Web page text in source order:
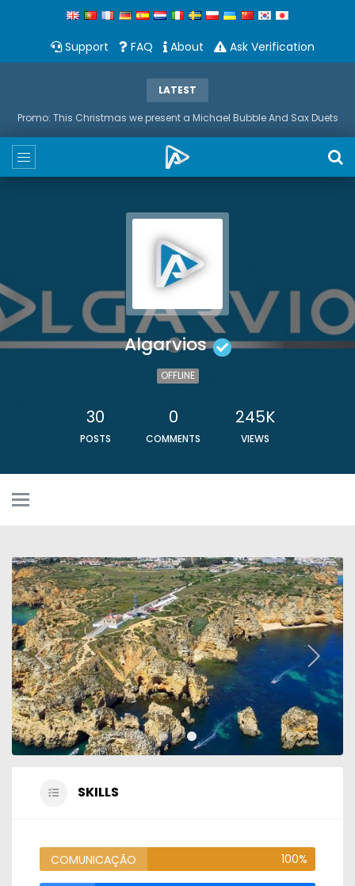
Support FAQ About Ask Verification
LATEST
Promo: This Christmas we present a Michael Bubble And Sax Duets
Algarvios
OFFLINE
30
POSTS
0
COMMENTS
245K
VIEWS
SKILLS
COMUNICAÇÃO 100%